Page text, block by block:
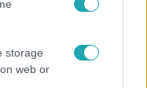
storage
web or